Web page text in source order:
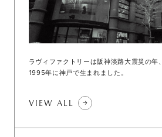
ラヴィファクトリーは阪神淡路大震災の年、
1995年に神戸で生まれました。
VIEW ALL